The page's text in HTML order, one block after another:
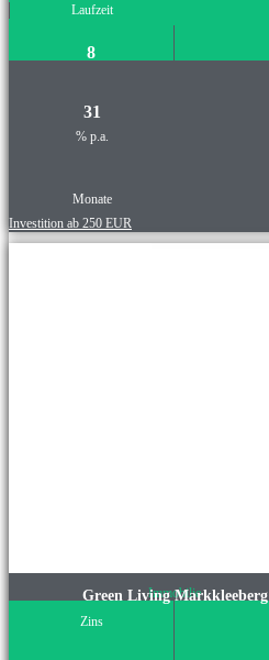
Laufzeit
8
31
% p.a.
Monate
Investition ab 250 EUR
Immobilie
Green Living Markkleeberg
Zins